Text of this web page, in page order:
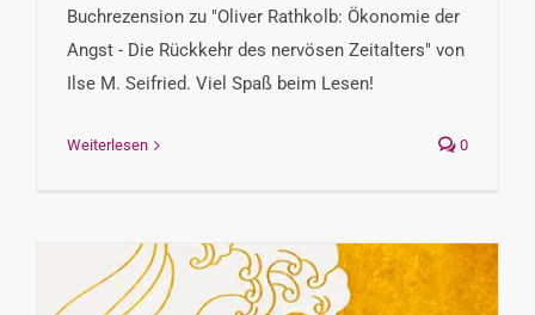
Buchrezension zu "Oliver Rathkolb: Ökonomie der
Angst - Die Rückkehr des nervösen Zeitalters" von
Ilse M. Seifried. Viel Spaß beim Lesen!
Weiterlesen 0